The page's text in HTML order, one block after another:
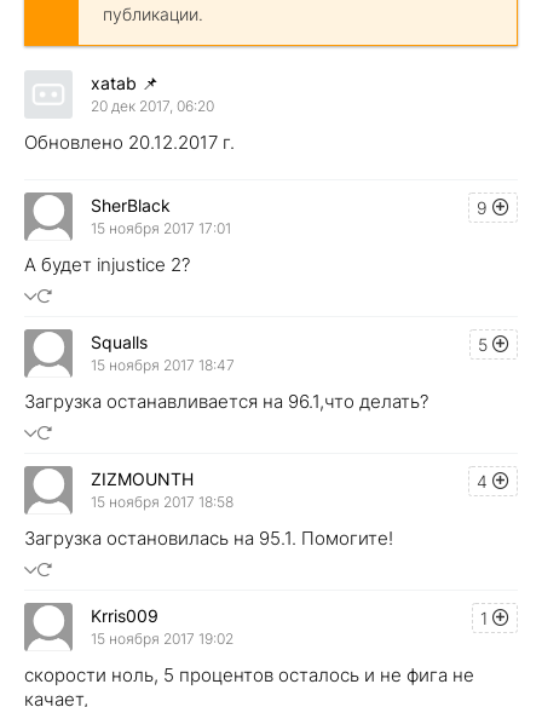
публикации.
xatab 📌
20 дек 2017, 06:20
Обновлено 20.12.2017 г.
9
SherBlack
15 ноября 2017 17:01
А будет injustice 2?
5
Squalls
15 ноября 2017 18:47
Загрузка останавливается на 96.1,что делать?
4
ZIZMOUNTH
15 ноября 2017 18:58
Загрузка остановилась на 95.1. Помогите!
1
Krris009
15 ноября 2017 19:02
скорости ноль, 5 процентов осталось и не фига не
качает,